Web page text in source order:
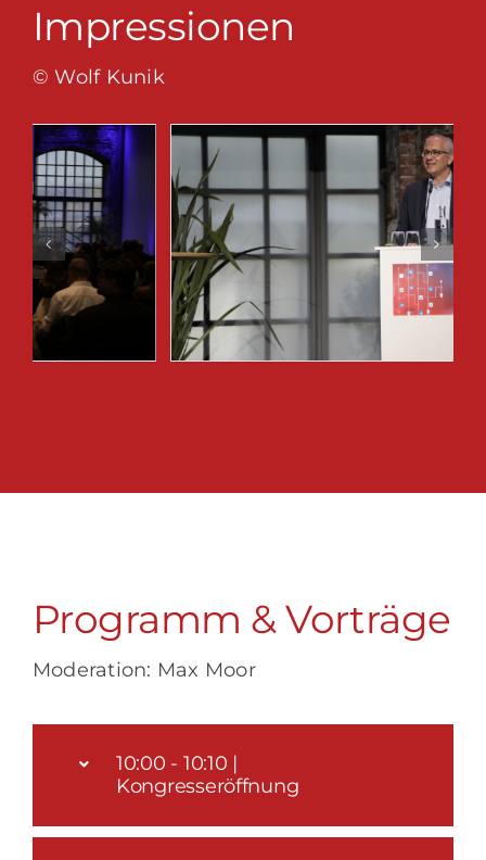
Impressionen
© Wolf Kunik
Programm & Vorträge
Moderation: Max Moor
10:00 - 10:10 |
Kongresseröffnung